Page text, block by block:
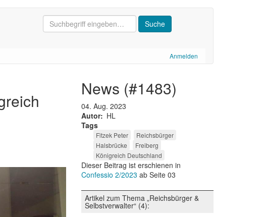
Anmelden
news (#1483)
04. Aug. 2023
Autor
HL
Tags
Fitzek Peter
Reichsbürger
Halsbrücke
Freiberg
Königreich Deutschland
Dieser Beitrag ist erschienen in
Confessio 2/2023 ab Seite 03
Artikel zum Thema „Reichsbürger &
Selbstverwalter“ (4):